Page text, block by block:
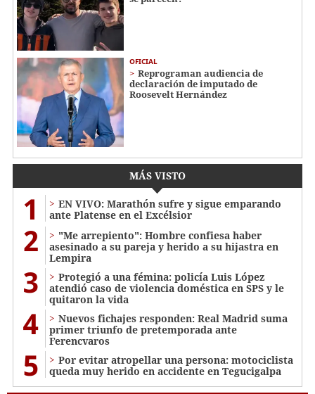
OFICIAL
Reprograman audiencia de
declaración de imputado de
Roosevelt Hernández
MÁS VISTO
1
EN VIVO: Marathón sufre y sigue emparando
ante Platense en el Excélsior
2
"Me arrepiento": Hombre confiesa haber
asesinado a su pareja y herido a su hijastra en
Lempira
3
Protegió a una fémina: policía Luis López
atendió caso de violencia doméstica en SPS y le
quitaron la vida
4
Nuevos fichajes responden: Real Madrid suma
primer triunfo de pretemporada ante
Ferencvaros
5
Por evitar atropellar una persona: motociclista
queda muy herido en accidente en Tegucigalpa